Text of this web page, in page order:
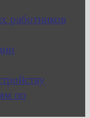
работников
по